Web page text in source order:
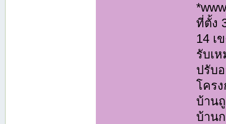
ที่ตั้ง
14 เ
รับเ
ปรับ
โคร
บ้าน
บ้าน